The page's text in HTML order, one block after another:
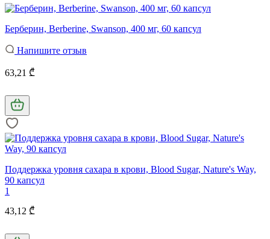
Берберин, Berberine, Swanson, 400 мг, 60 капсул
Напишите отзыв
63,21 ₾
Поддержка уровня сахара в крови, Blood Sugar, Nature's Way,
90 капсул
1
43,12 ₾